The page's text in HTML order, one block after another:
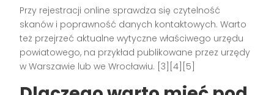
Przy rejestracji online sprawdza się czytelność
skanów i poprawność danych kontaktowych. Warto
też przejrzeć aktualne wytyczne właściwego urzędu
powiatowego, na przykład publikowane przez urzędy
w Warszawie lub we Wrocławiu. [3][4][5]